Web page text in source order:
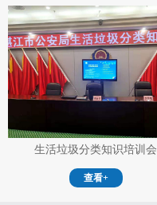
生活垃圾分类知识培训会
查看+